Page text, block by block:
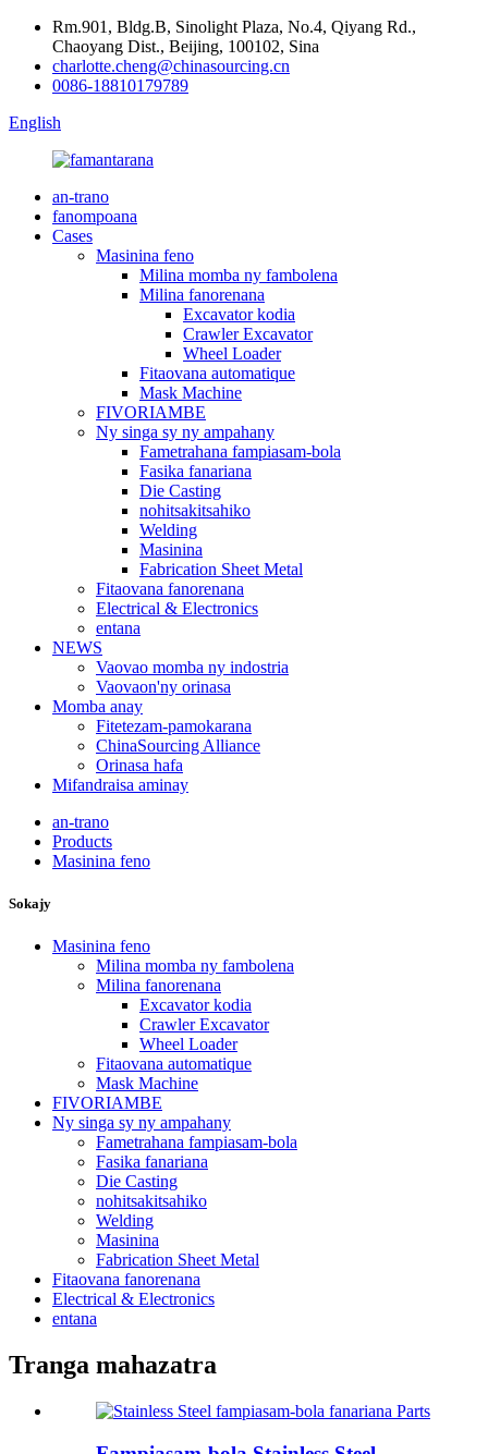
Rm.901, Bldg.B, Sinolight Plaza, No.4, Qiyang Rd.,
Chaoyang Dist., Beijing, 100102, Sina
charlotte.cheng@chinasourcing.cn
0086-18810179789
English
an-trano
fanompoana
Cases
Masinina feno
Milina momba ny fambolena
Milina fanorenana
Excavator kodia
Crawler Excavator
Wheel Loader
Fitaovana automatique
Mask Machine
FIVORIAMBE
Ny singa sy ny ampahany
Fametrahana fampiasam-bola
Fasika fanariana
Die Casting
nohitsakitsahiko
Welding
Masinina
Fabrication Sheet Metal
Fitaovana fanorenana
Electrical & Electronics
entana
NEWS
Vaovao momba ny indostria
Vaovaon'ny orinasa
Momba anay
Fitetezam-pamokarana
ChinaSourcing Alliance
Orinasa hafa
Mifandraisa aminay
an-trano
Products
Masinina feno
Sokajy
Masinina feno
Milina momba ny fambolena
Milina fanorenana
Excavator kodia
Crawler Excavator
Wheel Loader
Fitaovana automatique
Mask Machine
FIVORIAMBE
Ny singa sy ny ampahany
Fametrahana fampiasam-bola
Fasika fanariana
Die Casting
nohitsakitsahiko
Welding
Masinina
Fabrication Sheet Metal
Fitaovana fanorenana
Electrical & Electronics
entana
Tranga mahazatra